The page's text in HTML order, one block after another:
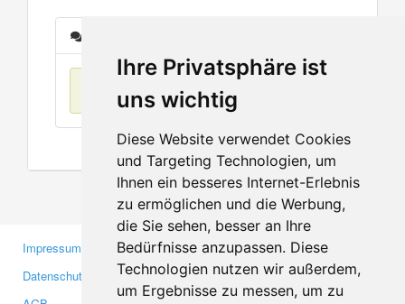
Ihre Privatsphäre ist
uns wichtig
Diese Website verwendet Cookies
und Targeting Technologien, um
Ihnen ein besseres Internet-Erlebnis
zu ermöglichen und die Werbung,
die Sie sehen, besser an Ihre
Bedürfnisse anzupassen. Diese
Technologien nutzen wir außerdem,
um Ergebnisse zu messen, um zu
Keine Einträge
Impressum
Datenschutzerklärung
Gewerbetreibende
Investoren